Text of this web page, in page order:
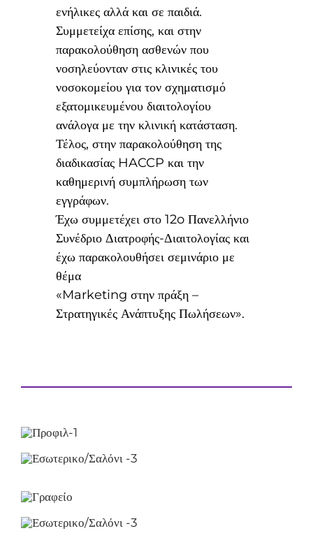
ενήλικες αλλά και σε παιδιά.
Συμμετείχα επίσης, και στην
παρακολούθηση ασθενών που
νοσηλεύονταν στις κλινικές του
νοσοκομείου για τον σχηματισμό
εξατομικευμένου διαιτολογίου
ανάλογα με την κλινική κατάσταση.
Τέλος, στην παρακολούθηση της
διαδικασίας HACCP και την
καθημερινή συμπλήρωση των
εγγράφων.
Έχω συμμετέχει στο 12o Πανελλήνιο
Συνέδριο Διατροφής-Διαιτολογίας και
έχω παρακολουθήσει σεμινάριο με
θέμα
«Marketing στην πράξη –
Στρατηγικές Ανάπτυξης Πωλήσεων».